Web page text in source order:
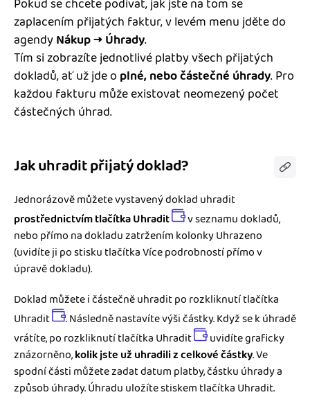
Spřátelené účetní
Katalog doplňků
Jak se vyznat ve fakturaci
Blog
mini akademie
Fakturační poradna
zaplacením přijatých faktur, v levém menu jděte do
agendyNákup → Úhrady.
Tím si zobrazíte jednotlivé platby všech přijatých
dokladů, ať už jde o plné, nebo částečné úhrady. Pro
každou fakturu může existovat neomezený počet
částečných úhrad.
Jak uhradit přijatý doklad?
Jednorázově můžete vystavený doklad uhradit
prostřednictvím tlačítka Uhradit
v seznamu dokladů,
nebo přímo na dokladu zatržením kolonky Uhrazeno
(uvidíte ji po stisku tlačítka Více podrobností přímo v
úpravě dokladu).
Doklad můžete i částečně uhradit po rozkliknutí tlačítka
Uhradit
. Následně nastavíte výši částky. Když se k úhradě
vrátíte, po rozkliknutí tlačítka Uhradit
uvidíte graficky
znázorněno,kolik jste už uhradili z celkové částky. Ve
spodní části můžete zadat datum platby, částku úhrady a
způsob úhrady. Úhradu uložíte stiskem tlačítka Uhradit.